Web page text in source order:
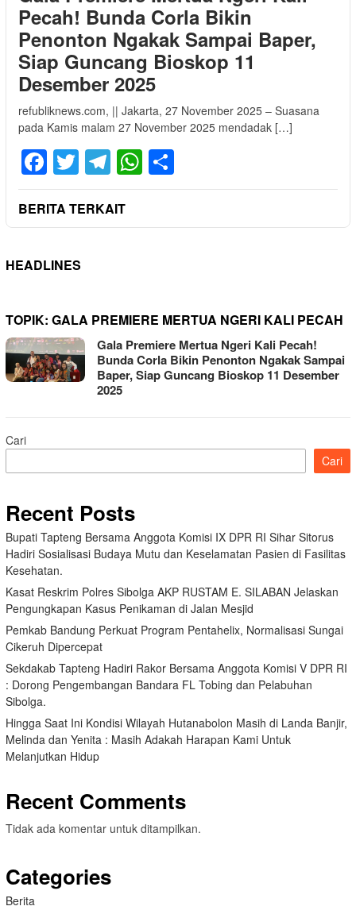
Pecah! Bunda Corla Bikin
Penonton Ngakak Sampai Baper,
Siap Guncang Bioskop 11
Desember 2025
refubliknews.com, || Jakarta, 27 November 2025 – Suasana
pada Kamis malam 27 November 2025 mendadak […]
Facebook
Twitter
Telegram
WhatsApp
BERITA TERKAIT
HEADLINES
TOPIK: GALA PREMIERE MERTUA NGERI KALI PECAH
Gala Premiere Mertua Ngeri Kali Pecah!
Bunda Corla Bikin Penonton Ngakak Sampai
Baper, Siap Guncang Bioskop 11 Desember
2025
Cari
Cari
Recent Posts
Bupati Tapteng Bersama Anggota Komisi IX DPR RI Sihar Sitorus
Hadiri Sosialisasi Budaya Mutu dan Keselamatan Pasien di Fasilitas
Kesehatan.
Kasat Reskrim Polres Sibolga AKP RUSTAM E. SILABAN Jelaskan
Pengungkapan Kasus Penikaman di Jalan Mesjid
Pemkab Bandung Perkuat Program Pentahelix, Normalisasi Sungai
Cikeruh Dipercepat
Sekdakab Tapteng Hadiri Rakor Bersama Anggota Komisi V DPR RI
: Dorong Pengembangan Bandara FL Tobing dan Pelabuhan
Sibolga.
Hingga Saat Ini Kondisi Wilayah Hutanabolon Masih di Landa Banjir,
Melinda dan Yenita : Masih Adakah Harapan Kami Untuk
Melanjutkan Hidup
Recent Comments
Tidak ada komentar untuk ditampilkan.
Categories
Berita